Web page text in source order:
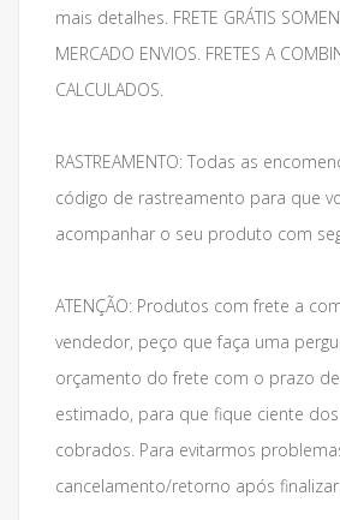
mais detalhes. FRETE GRÁTIS
MERCADO ENVIOS. FRETES A
CALCULADOS.
RASTREAMENTO: Todas as
código de rastreamento para que
acompanhar o seu produto com
ATENÇÃO: Produtos com frete a
vendedor, peço que faça uma
orçamento do frete com o prazo
estimado, para que fique ciente
cobrados. Para evitarmos
cancelamento/retorno após